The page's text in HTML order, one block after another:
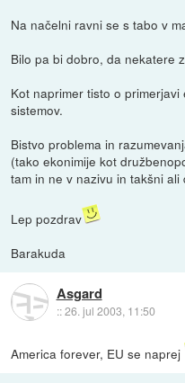
Na načelni ravni se s tabo v
Bilo pa bi dobro, da nekatere
Kot naprimer tisto o
sistemov.
Bistvo problema in
(tako ekonimije kot
tam in ne v nazivu in takšni
Lep pozdrav
Barakuda
Asgard
::26. jul 2003, 11:50
America forever, EU se naprej